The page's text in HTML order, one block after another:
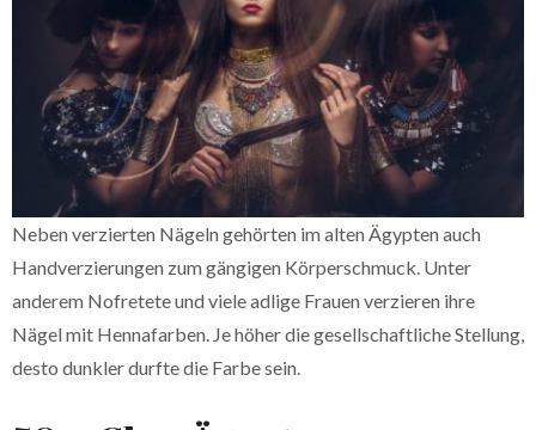
Neben verzierten Nägeln gehörten im alten Ägypten auch
Handverzierungen zum gängigen Körperschmuck. Unter
anderem Nofretete und viele adlige Frauen verzieren ihre
Nägel mit Hennafarben. Je höher die gesellschaftliche Stellung,
desto dunkler durfte die Farbe sein.